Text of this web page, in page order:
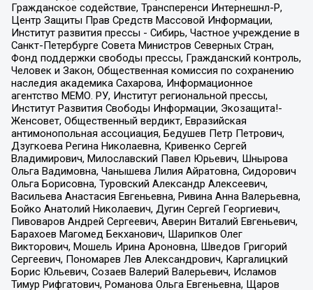
Гражданское содействие, Трансперенси Интернешнл-Р,
Центр Защиты Прав Средств Массовой Информации,
Институт развития прессы - Сибирь, Частное учреждение в
Санкт-Петербурге Совета Министров Северных Стран,
Фонд поддержки свободы прессы, Гражданский контроль,
Человек и Закон, Общественная комиссия по сохранению
наследия академика Сахарова, Информационное
агентство МЕМО. РУ, Институт региональной прессы,
Институт Развития Свободы Информации, Экозащита!-
Женсовет, Общественный вердикт, Евразийская
антимонопольная ассоциация, Бедушев Петр Петрович,
Дзугкоева Регина Николаевна, Кривенко Сергей
Владимирович, Милославский Павел Юрьевич, Шнырова
Ольга Вадимовна, Чанышева Лилия Айратовна, Сидорович
Ольга Борисовна, Туровский Александр Алексеевич,
Васильева Анастасия Евгеньевна, Ривина Анна Валерьевна,
Бойко Анатолий Николаевич, Дугин Сергей Георгиевич,
Пивоваров Андрей Сергеевич, Аверин Виталий Евгеньевич,
Барахоев Магомед Бекханович, Шарипков Олег
Викторович, Мошель Ирина Ароновна, Шведов Григорий
Сергеевич, Пономарев Лев Александрович, Каргалицкий
Борис Юльевич, Созаев Валерий Валерьевич, Исламов
Тимур Рифгатович, Романова Ольга Евгеньевна, Щаров